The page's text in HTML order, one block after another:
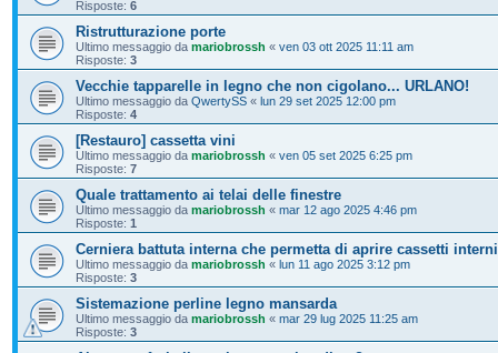
Risposte: 6
Ristrutturazione porte
Ultimo messaggio da mariobrossh « ven 03 ott 2025 11:11 am
Risposte: 3
Vecchie tapparelle in legno che non cigolano... URLANO!
Ultimo messaggio da QwertySS « lun 29 set 2025 12:00 pm
Risposte: 4
[Restauro] cassetta vini
Ultimo messaggio da mariobrossh « ven 05 set 2025 6:25 pm
Risposte: 7
Quale trattamento ai telai delle finestre
Ultimo messaggio da mariobrossh « mar 12 ago 2025 4:46 pm
Risposte: 1
Cerniera battuta interna che permetta di aprire cassetti interni
Ultimo messaggio da mariobrossh « lun 11 ago 2025 3:12 pm
Risposte: 3
Sistemazione perline legno mansarda
Ultimo messaggio da mariobrossh « mar 29 lug 2025 11:25 am
Risposte: 3